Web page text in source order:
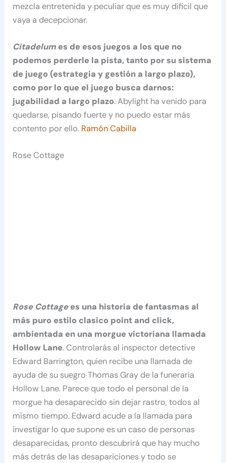
mezcla entretenida y peculiar que es muy dificil que
vaya a decepcionar.
Citadelum es de esos juegos a los que no
podemos perderle la pista, tanto por su sistema
de juego (estrategia y gestión a largo plazo),
como por lo que el juego busca darnos:
jugabilidad a largo plazo. Abylight ha venido para
quedarse, pisando fuerte y no puedo estar más
contento por ello. Ramón Cabilla
Rose Cottage
Rose Cottagees una historia de fantasmas al
más puro estilo clasico point and click,
ambientada en una morgue victoriana llamada
Hollow Lane. Controlarás al inspector detective
Edward Barrington, quien recibe una llamada de
ayuda de su suegro Thomas Gray de la funeraria
Hollow Lane. Parece que todo el personal de la
morgue ha desaparecido sin dejar rastro, todos al
mismo tiempo. Edward acude a la llamada para
investigar lo que supone es un caso de personas
desaparecidas, pronto descubrirá que hay mucho
más detrás de las desapariciones y todo se